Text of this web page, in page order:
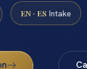
EN · ES Intake